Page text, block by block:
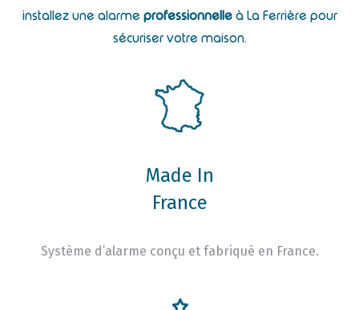
installez une alarme professionnelleà La Ferrière pour
sécuriser votre maison.
Made In
France
Système d’alarme conçu et fabriqué en France.